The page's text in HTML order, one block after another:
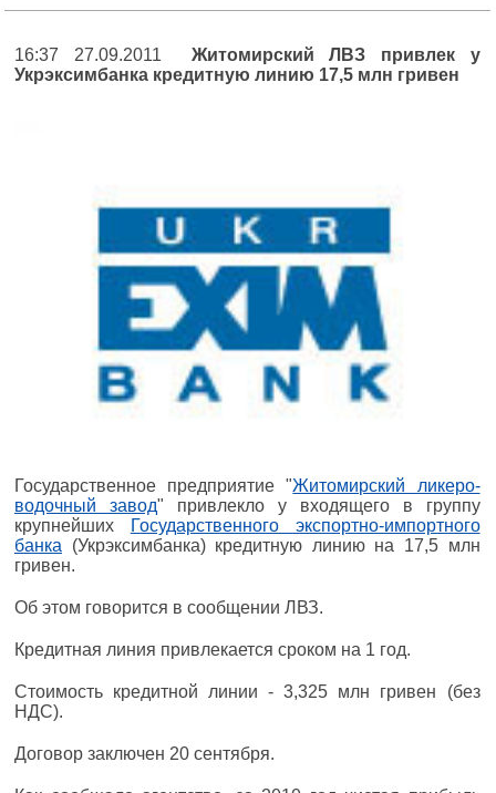
16:37 27.09.2011 Житомирский ЛВЗ привлек у
Укрэксимбанка кредитную линию 17,5 млн гривен
Государственное предприятие "Житомирский ликеро-
водочный завод" привлекло у входящего в группу
крупнейших
Государственного экспортно-импортного
банка (Укрэксимбанка) кредитную линию на 17,5 млн
гривен.
Об этом говорится в сообщении ЛВЗ.
Кредитная линия привлекается сроком на 1 год.
Стоимость кредитной линии - 3,325 млн гривен (без
НДС).
Договор заключен 20 сентября.